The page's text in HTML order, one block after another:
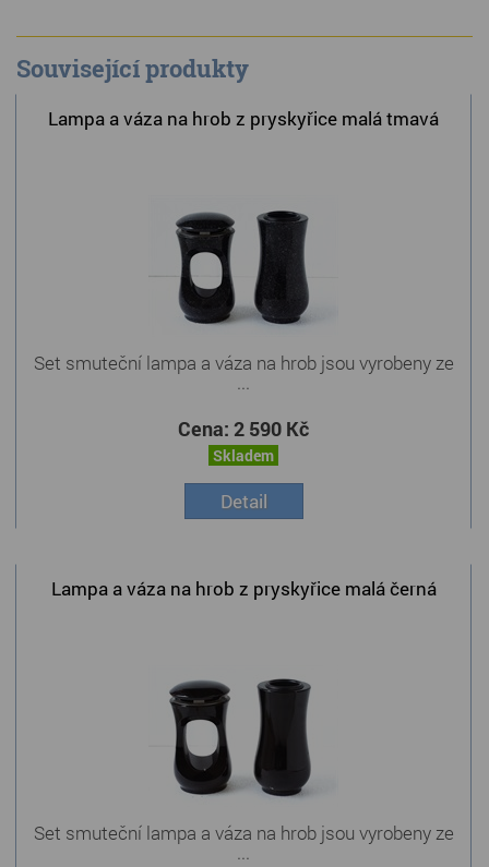
Související produkty
Lampa a váza na hrob z pryskyřice malá tmavá
Set smuteční lampa a váza na hrob jsou vyrobeny ze
...
Cena: 2 590 Kč
Skladem
Detail
Lampa a váza na hrob z pryskyřice malá černá
Set smuteční lampa a váza na hrob jsou vyrobeny ze
...